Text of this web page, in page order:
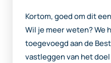
Kortom, goed om dit
Wil je meer weten? We
toegevoegd aan de
vastleggen van het